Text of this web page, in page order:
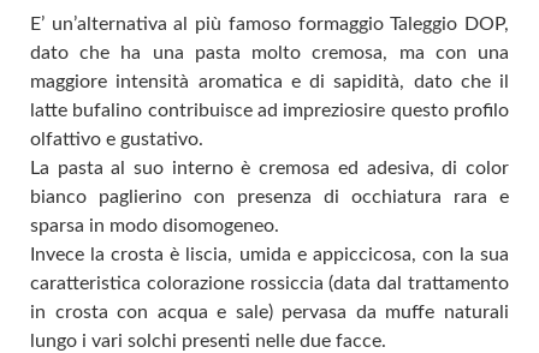
E’ un’alternativa al più famoso formaggio Taleggio DOP,
dato che ha una pasta molto cremosa, ma con una
maggiore intensità aromatica e di sapidità, dato che il
latte bufalino contribuisce ad impreziosire questo profilo
olfattivo e gustativo.
La pasta al suo interno è cremosa ed adesiva, di color
bianco paglierino con presenza di occhiatura rara e
sparsa in modo disomogeneo.
Invece la crosta è liscia, umida e appiccicosa, con la sua
caratteristica colorazione rossiccia (data dal trattamento
in crosta con acqua e sale) pervasa da muffe naturali
lungo i vari solchi presenti nelle due facce.